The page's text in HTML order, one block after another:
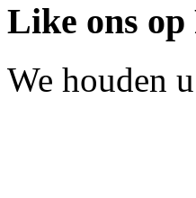
Like ons op
We houden